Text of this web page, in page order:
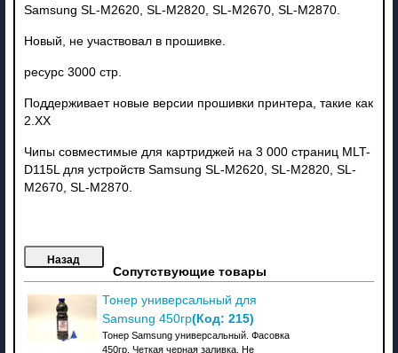
Samsung SL-M2620, SL-M2820, SL-M2670, SL-M2870.
Новый, не участвовал в прошивке.
ресурс 3000 стр.
Поддерживает новые версии прошивки принтера, такие как
2.XX
Чипы совместимые для картриджей на 3 000 страниц MLT-
D115L для устройств Samsung SL-M2620, SL-M2820, SL-
M2670, SL-M2870.
Сопутствующие товары
Тонер универсальный для
Samsung 450гр(Код: 215)
Тонер Samsung универсальный. Фасовка
450гр. Четкая черная заливка. Не